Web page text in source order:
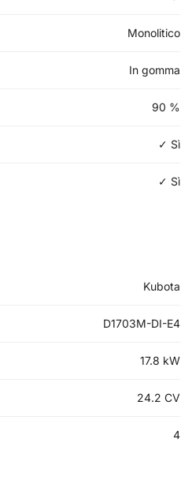
Monolitico
In gomma
90 %
✓ Sì
✓ Sì
Kubota
D1703M-DI-E4
17.8 kW
24.2 CV
4